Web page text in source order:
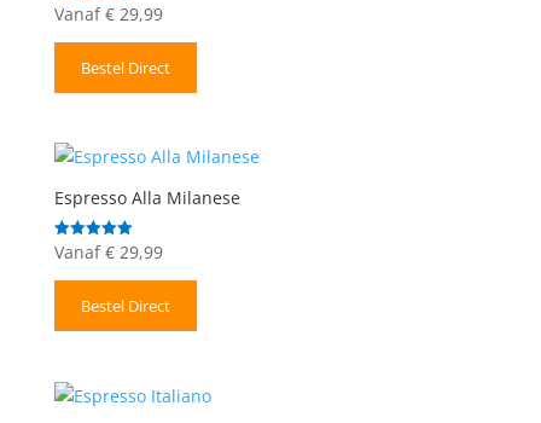
Gewaardeerd
4.71
Vanaf €29,99
Bestel Direct
Espresso Alla Milanese
Gewaardeerd
5.00
uit 5
Vanaf €29,99
Bestel Direct